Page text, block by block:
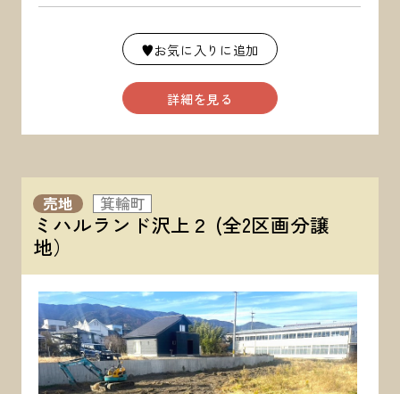
♥お気に入りに追加
詳細を見る
売地 箕輪町
ミハルランド沢上２ (全2区画分譲
地）